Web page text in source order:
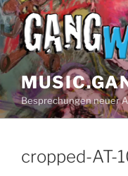
Zum
Inhalt
springen
Besprechungen neuer
cropped-AT-